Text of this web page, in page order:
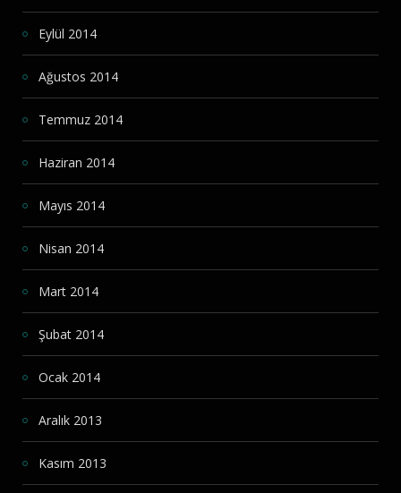
Eylül 2014
Ağustos 2014
Temmuz 2014
Haziran 2014
Mayıs 2014
Nisan 2014
Mart 2014
Şubat 2014
Ocak 2014
Aralık 2013
Kasım 2013